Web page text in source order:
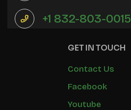
+1 832-803-0015
GET IN TOUCH
Contact Us
Facebook
Youtube